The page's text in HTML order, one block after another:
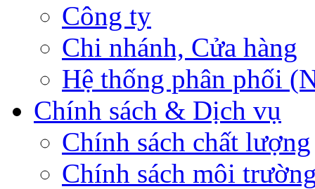
Công ty
Chi nhánh, Cửa hàng
Hệ thống phân phối
Chính sách & Dịch vụ
Chính sách chất lượng
Chính sách môi